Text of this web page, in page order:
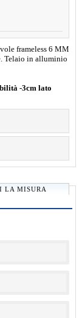
frameless 6 MM
Telaio in alluminio
-3cm lato
LA MISURA